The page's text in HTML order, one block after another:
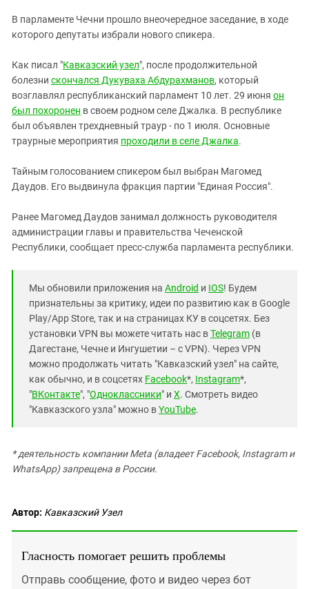
КАВКАЗ ЗА ПАЛЕСТИНУ
ИНАКОМЫСЛИЕ В ЧЕЧНЕ
МОБИЛИЗАЦИЯ И ПРОТЕСТЫ
Ингушетия
Калмыкия
Карачаево-Черкесия
Краснодарский край
Нагорный Карабах
Ростовская область
Ставропольский край
Южная Осетия
Южный Кавказ
ЮФО
В парламенте Чечни прошло внеочередное заседание, в ходе
которого депутаты избрали нового спикера.
Как писал "Кавказский узел", после продолжительной
болезни скончался Дукуваха Абдурахманов, который
возглавлял республиканский парламент 10 лет. 29 июня он
был похоронен в своем родном селе Джалка. В республике
был объявлен трехдневный траур - по 1 июля. Основные
траурные мероприятия проходили в селе Джалка.
Тайным голосованием спикером был выбран Магомед
Даудов. Его выдвинула фракция партии "Единая Россия".
Ранее Магомед Даудов занимал должность руководителя
администрации главы и правительства Чеченской
Республики, сообщает пресс-служба парламента республики.
Мы обновили приложения на Android и IOS! Будем
признательны за критику, идеи по развитию как в Google
Play/App Store, так и на страницах КУ в соцсетях. Без
установки VPN вы можете читать нас вTelegram (в
Дагестане, Чечне и Ингушетии – с VPN). Через VPN
можно продолжать читать "Кавказский узел" на сайте,
как обычно, и в соцсетях Facebook*, Instagram*,
"ВКонтакте", "Одноклассники" и X. Смотреть видео
"Кавказского узла" можно вYouTube.
* деятельность компании Meta (владеет Facebook, Instagram и
WhatsApp) запрещена в России.
Автор: Кавказский Узел
Гласность помогает решить проблемы
Отправь сообщение, фото и видео через бот